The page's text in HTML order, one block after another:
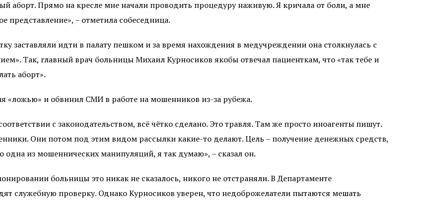
аборт. Прямо на кресле мне начали проводить процедуру наживую. Я кричала от боли, а мне
представление», – отметила собеседница.
заставляли идти в палату пешком и за время нахождения в медучреждении она столкнулась с
Так, главный врач больницы Михаил Курносиков якобы отвечал пациенткам, что «так тебе и
аборт».
«ложью» и обвинил СМИ в работе на мошенников из-за рубежа.
с законодательством, всё чётко сделано. Это травля. Там же просто иноагенты пишут.
Они потом под этим видом рассылки какие-то делают. Цель – получение денежных средств,
одна из мошеннических манипуляций, я так думаю», – сказал он.
больницы это никак не сказалось, никого не отстраняли. В Департаменте
служебную проверку. Однако Курносиков уверен, что недоброжелатели пытаются мешать